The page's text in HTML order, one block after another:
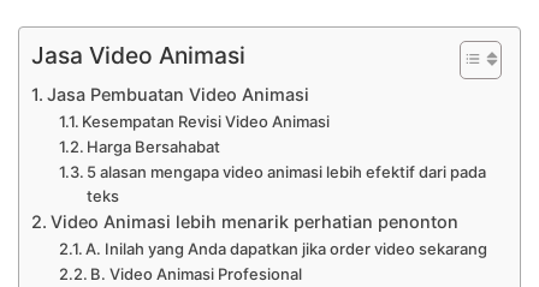
Jasa Video Animasi
Jasa Pembuatan Video Animasi
Kesempatan Revisi Video Animasi
Harga Bersahabat
5 alasan mengapa video animasi lebih efektif dari pada
teks
Video Animasi lebih menarik perhatian penonton
A. Inilah yang Anda dapatkan jika order video sekarang
B. Video Animasi Profesional